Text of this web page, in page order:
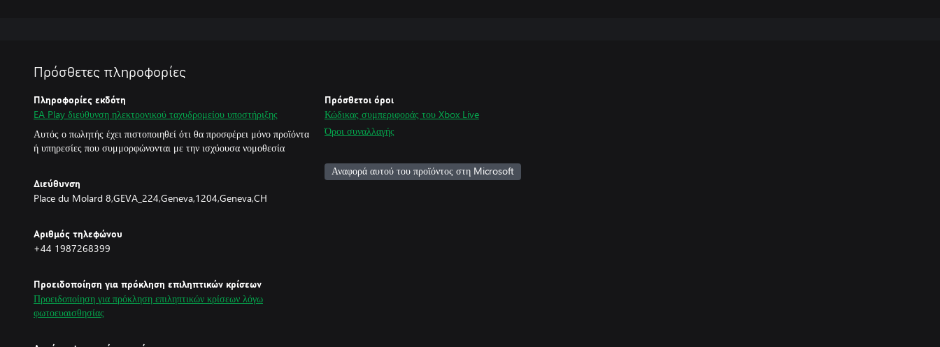
Πρόσθετες πληροφορίες
Πληροφορίες εκδότη
EA Play διεύθυνση ηλεκτρονικού ταχυδρομείου υποστήριξης
Αυτός ο πωλητής έχει πιστοποιηθεί ότι θα προσφέρει μόνο προϊόντα
ή υπηρεσίες που συμμορφώνονται με την ισχύουσα νομοθεσία
Διεύθυνση
Place du Molard 8,GEVA_224,Geneva,1204,Geneva,CH
Αριθμός τηλεφώνου
+44 1987268399
Προειδοποίηση για πρόκληση επιληπτικών κρίσεων
Προειδοποίηση για πρόκληση επιληπτικών κρίσεων λόγω
φωτοευαισθησίας
Πρόσθετοι όροι
Κώδικας συμπεριφοράς του Xbox Live
Όροι συναλλαγής
Αναφορά αυτού του προϊόντος στη Microsoft